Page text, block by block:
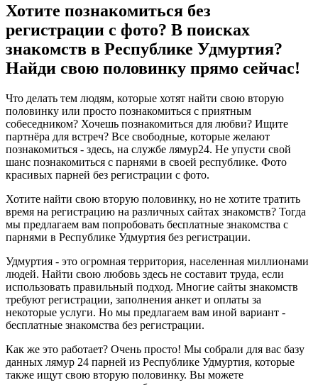
Хотите познакомиться без
регистрации с фото? В поисках
знакомств в Республике Удмуртия?
Найди свою половинку прямо сейчас!
Что делать тем людям, которые хотят найти свою вторую
половинку или просто познакомиться с приятным
собеседником? Хочешь познакомиться для любви? Ищите
партнёра для встреч? Все свободные, которые желают
познакомиться - здесь, на службе лямур24. Не упусти свой
шанс познакомиться с парнями в своей республике. Фото
красивых парней без регистрации с фото.
Хотите найти свою вторую половинку, но не хотите тратить
время на регистрацию на различных сайтах знакомств? Тогда
мы предлагаем вам попробовать бесплатные знакомства с
парнями в Республике Удмуртия без регистрации.
Удмуртия - это огромная территория, населенная миллионами
людей. Найти свою любовь здесь не составит труда, если
использовать правильный подход. Многие сайты знакомств
требуют регистрации, заполнения анкет и оплаты за
некоторые услуги. Но мы предлагаем вам иной вариант -
бесплатные знакомства без регистрации.
Как же это работает? Очень просто! Мы собрали для вас базу
данных лямур 24 парней из Республике Удмуртия, которые
также ищут свою вторую половинку. Вы можете